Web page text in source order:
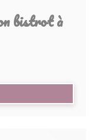
bistrot à